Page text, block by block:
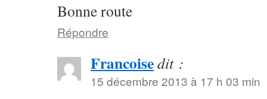
Bonne route
Répondre
Francoisedit :
15 décembre 2013 à 17 h 03 min